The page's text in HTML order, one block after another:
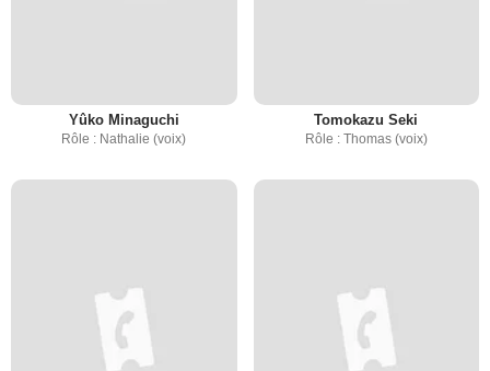
Yûko Minaguchi
Rôle : Nathalie (voix)
Tomokazu Seki
Rôle : Thomas (voix)